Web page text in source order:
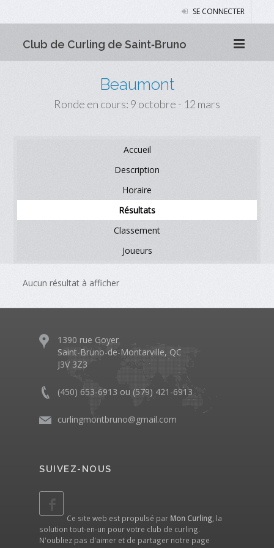
SE CONNECTER
Club de Curling de Saint‑Bruno
Beaumont
Ronde en cours: 9 octobre - 12 mars
Accueil
Description
Horaire
Résultats
Classement
Joueurs
Aucun résultat à afficher
1390 rue Goyer
Saint-Bruno-de-Montarville, QC
J3V 3Z3
(450) 653-6913 ou (579) 421-6913
curlingmontbruno@gmail.com
SUIVEZ-NOUS
Ce site web est propulsé par Mon Curling, la
solution tout-en-un pour votre club de curling.
N'oubliez pas d'aimer et de partager notre page